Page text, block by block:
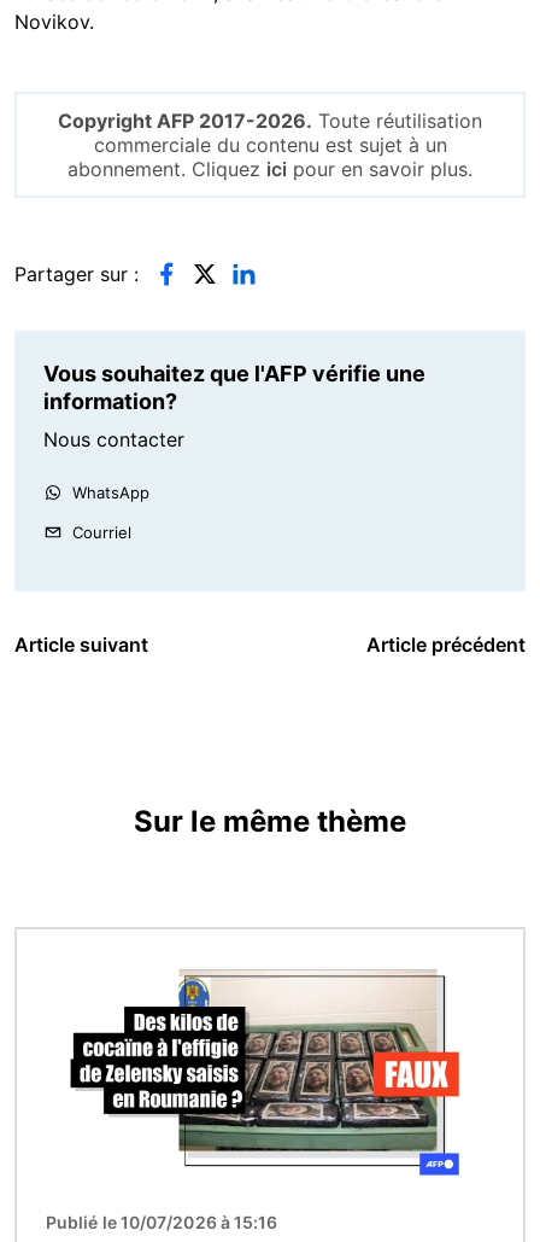
Novikov.
Copyright AFP 2017-2026. Toute réutilisation
commerciale du contenu est sujet à un
abonnement. Cliquez ici pour en savoir plus.
Partager sur :
Vous souhaitez que l'AFP vérifie une
information?
Nous contacter
WhatsApp
Courriel
Article suivant Article précédent
Sur le même thème
Publié le 10/07/2026 à 15:16